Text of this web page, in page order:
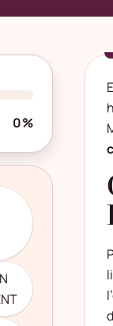
0%